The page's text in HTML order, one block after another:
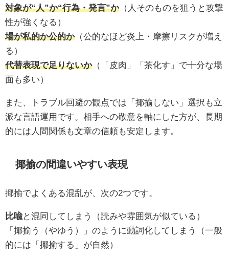
対象が“人”か“行為・発言”か（人そのものを狙うと攻撃
性が強くなる）
場が私的か公的か（公的なほど炎上・摩擦リスクが増え
る）
代替表現で足りないか（「皮肉」「茶化す」で十分な場
面も多い）
また、トラブル回避の観点では「揶揄しない」選択も立
派な言語運用です。相手への敬意を軸にした方が、長期
的には人間関係も文章の信頼も安定します。
揶揄の間違いやすい表現
揶揄でよくある混乱が、次の2つです。
比喩と混同してしまう（読みや雰囲気が似ている）
「揶揄う（やゆう）」のように動詞化してしまう（一般
的には「揶揄する」が自然）